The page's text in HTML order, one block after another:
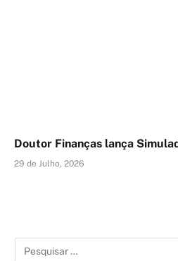
Doutor Finanças lança
29 de Julho, 2026